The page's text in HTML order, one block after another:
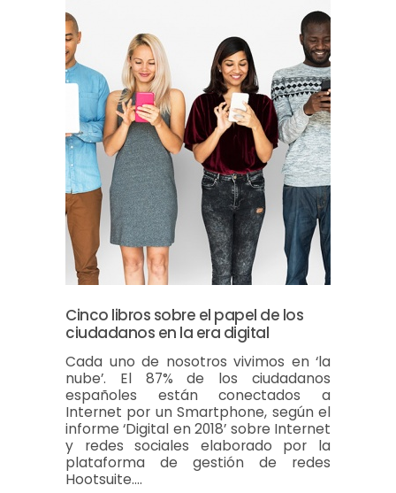
Cinco libros sobre el papel de los
ciudadanos en la era digital
Cada uno de nosotros vivimos en ‘la
nube’. El 87% de los ciudadanos
españoles están conectados a
Internet por un Smartphone, según el
informe ‘Digital en 2018’ sobre Internet
y redes sociales elaborado por la
plataforma de gestión de redes
Hootsuite.…